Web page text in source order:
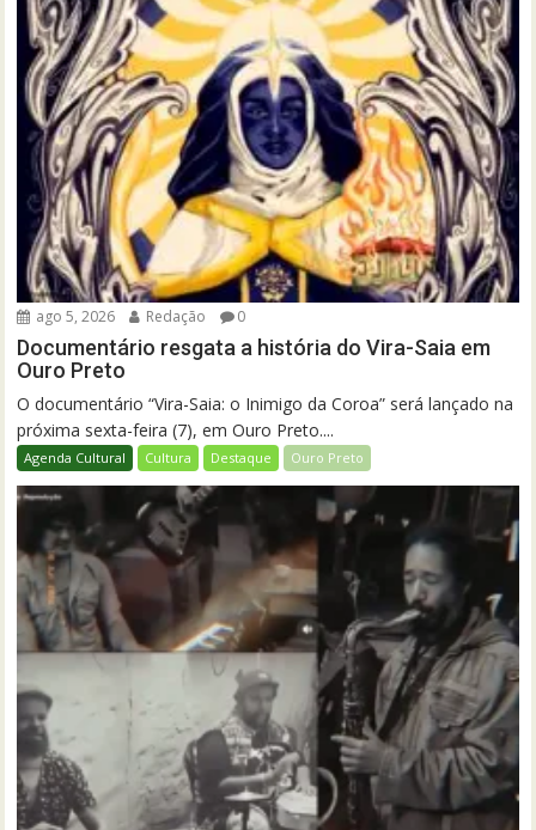
ago 5, 2026 Redação 0
Documentário resgata a história do Vira-Saia em
Ouro Preto
O documentário “Vira-Saia: o Inimigo da Coroa” será lançado na
próxima sexta-feira (7), em Ouro Preto....
Agenda Cultural Cultura Destaque Ouro Preto